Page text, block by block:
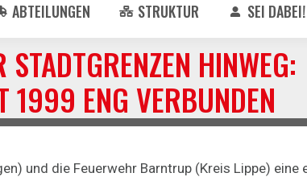
ABTEILUNGEN STRUKTUR SEI DABEI!
HINWEG:
1999 ENG VERBUNDEN
und die Feuerwehr Barntrup (Kreis Lippe) eine